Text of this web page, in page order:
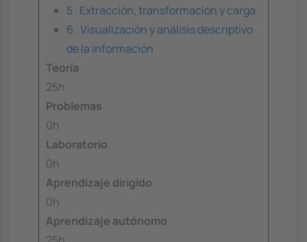
5 . Extracción, transformación y carga
6 . Visualización y análisis descriptivo
de la información
Teoría
25h
Problemas
0h
Laboratorio
0h
Aprendizaje dirigido
0h
Aprendizaje autónomo